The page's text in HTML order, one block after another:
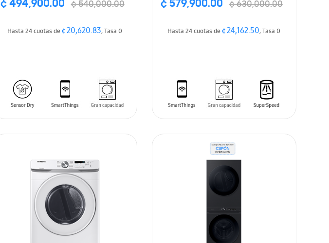
¢ 494,900.00 ¢ 540,000.00
Hasta 24 cuotas de¢ 20,620.83, Tasa 0
DISPONIBLE
¢ 579,900.00 ¢ 630,000.00
Hasta 24 cuotas de¢ 24,162.50, Tasa 0
AÑADIR AL CARRITO